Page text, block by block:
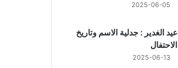
2025-06-05
عيد الغدير : جدلية الاسم وتاريخ
الاحتفال
2025-06-13